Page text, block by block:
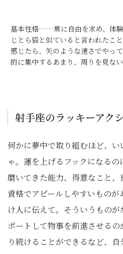
基本性格……常に自由を求め、体
じとら猫と似ていると言われたこ
感じたら、矢のような速さでやっ
的に集中するあまり、周りを見な
射手座のラッキーアク
何かに夢中で取り組むほど、
ゃ。運を上げるフックになるの
磨いてきた能力、得意なこと
資格でアピールしやすいもの
け人に伝えて。そういうもの
ポートして物事を前進させる
り続けることができるなど、